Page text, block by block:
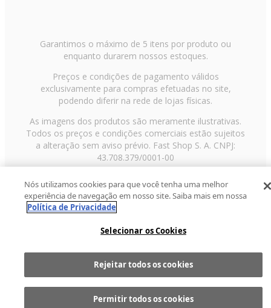
Comprar
Garantimos o máximo de 5 itens por produto ou
enquanto durarem nossos estoques.
Preços e condições de pagamento válidos
exclusivamente para compras efetuadas no site,
podendo diferir na rede de lojas físicas.
As imagens dos produtos são meramente ilustrativas.
Todos os preços e condições comerciais estão sujeitos
a alteração sem aviso prévio. Fast Shop S. A. CNPJ:
43.708.379/0001-00
Paulo/SP, CEP 02029-001, Telefone: 11 3003-3728 ©
2013 Fast Shop - Todos os direitos reservadosRF
Nós utilizamos cookies para que você tenha uma melhor
experiência de navegação em nosso site. Saiba mais em nossa
Política de Privacidade
Selecionar os Cookies
Rejeitar todos os cookies
Permitir todos os cookies